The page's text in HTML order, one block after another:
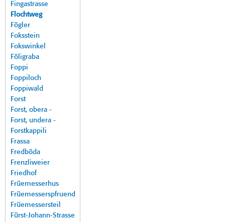
Fingastrasse
Flochtweg
Fögler
Foksstein
Fokswinkel
Föligraba
Foppi
Foppiloch
Foppiwald
Forst
Forst, obera -
Forst, undera -
Forstkappili
Frassa
Fredböda
Frenzliweier
Friedhof
Früemesserhus
Früemesserspfruend
Früemessersteil
Fürst-Johann-Strasse